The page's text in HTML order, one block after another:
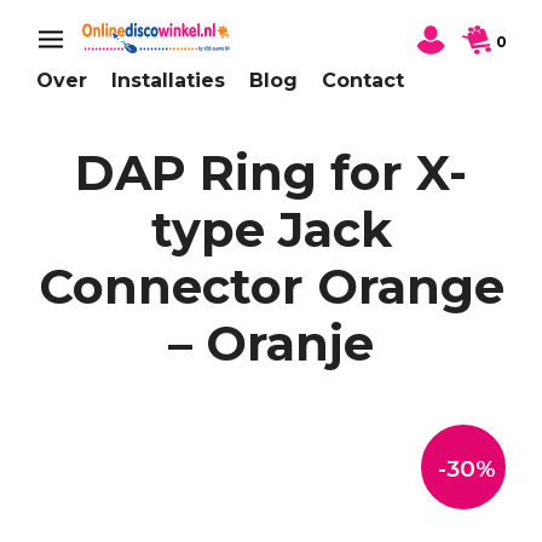
Over Installaties Blog Contact
0
DAP Ring for X-
type Jack
Connector Orange
– Oranje
-30%